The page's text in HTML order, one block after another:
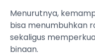
Menurutnya,
bisa menumbuhkan
sekaligus
binaan.